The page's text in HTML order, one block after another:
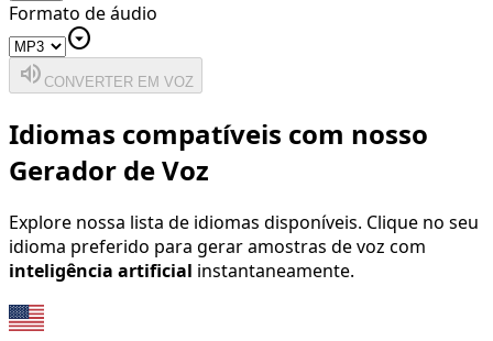
Formato de áudio
arrow_drop_down_circle
volume_up CONVERTER EM VOZ
Idiomas compatíveis com nosso
Gerador de Voz
Explore nossa lista de idiomas disponíveis. Clique no seu
idioma preferido para gerar amostras de voz com
inteligência artificial instantaneamente.